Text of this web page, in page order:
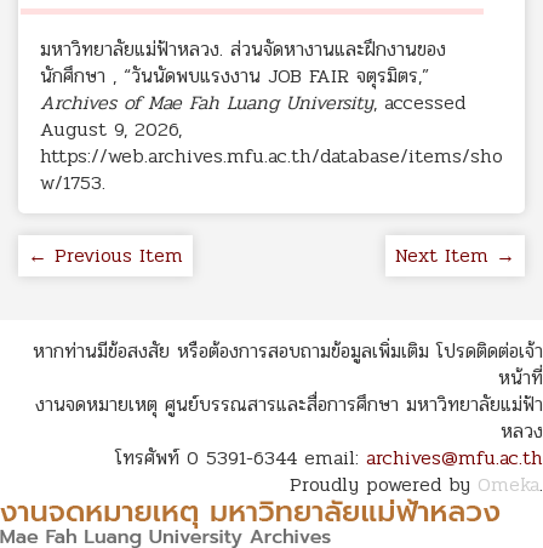
มหาวิทยาลัยแม่ฟ้าหลวง. ส่วนจัดหางานและฝึกงานของ
นักศึกษา , “วันนัดพบแรงงาน JOB FAIR จตุรมิตร,”
Archives of Mae Fah Luang University, accessed
August 9, 2026,
https://web.archives.mfu.ac.th/database/items/sho
w/1753.
← Previous Item Next Item →
หากท่านมีข้อสงสัย หรือต้องการสอบถามข้อมูลเพิ่มเติม โปรดติดต่อเจ้า
หน้าที่
งานจดหมายเหตุ ศูนย์บรรณสารและสื่อการศึกษา มหาวิทยาลัยแม่ฟ้า
หลวง
โทรศัพท์ 0 5391-6344 email: archives@mfu.ac.th
Proudly powered by Omeka.